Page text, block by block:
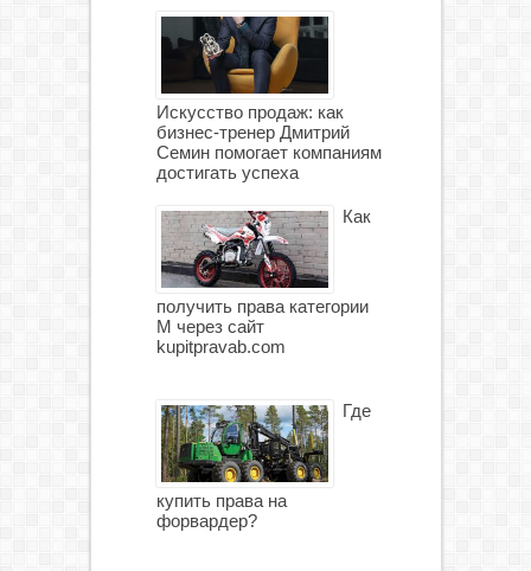
Искусство продаж: как
бизнес-тренер Дмитрий
Семин помогает компаниям
достигать успеха
Как
получить права категории
М через сайт
kupitpravab.com
Где
купить права на
форвардер?